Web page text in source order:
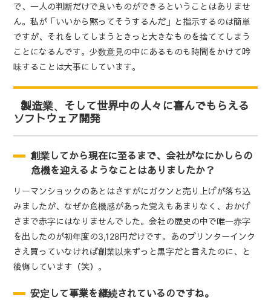
で、一人の判断だけで良いものができるということはありませ
ん。私が「いいから黙ってそうするんだ」と指示するのは簡単
ですが、それをしてしまうときっと大きなものを捨ててしまう
ことになるんです。少数意見の中にあるものも時間をかけて吟
味することは大事にしています。
製造業、そして世界中の人々に喜んでもらえる
ソフトウェア開発
創業してから現在に至るまで、会社がなにかしらの
危機を迎えるようなことはありましたか？
リーマンショックのあとはさすがにガクンと売り上げが落ち込
みましたが、なぜか危機感があった覚えもあまりなく、おかげ
さまで赤字にはなりませんでした。会社の歴史の中で唯一赤字
を出したのが初年度の3,128円だけです。あのプリンターインク
さえ買っていなければ創業以来ずっと黒字だと言えたのに、と
後悔しています（笑）。
安定して事業を継続されているのですね。